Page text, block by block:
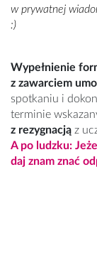
w prywatnej
:)
Wypełnienie
z zawarciem
spotkaniu i
terminie
z rezygnacją z
A po ludzku:
daj znam znać